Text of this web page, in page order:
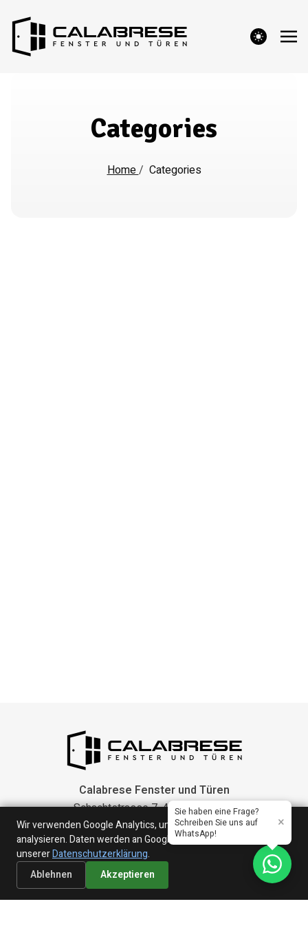
theme switcher
Categories
Home/ Categories
Calabrese Fenster und Türen
Schachtstrasse 7, 44791 Bochum
Telefon:(+49) 0160-7625301
E-mail:info@calabrese-cwe.de
Datenschutz Cookie-Richtlinie
Wir verwenden Google Analytics, um den Website-Traffic zu
analysieren. Daten werden an Google übertragen. Mehr dazu in
unsererDatenschutzerklärung.
Ablehnen
Akzeptieren
Sie haben eine Frage?
Schreiben Sie uns auf
WhatsApp!
×